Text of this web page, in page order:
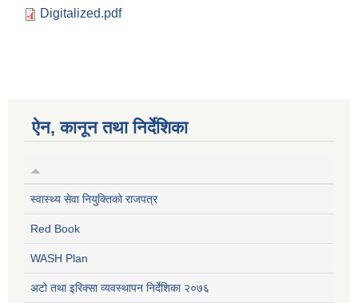
Digitalized.pdf
ऐन, कानून तथा निर्देशिका
स्वास्थ्य सेवा नियुक्तिको राजपत्र
Red Book
WASH Plan
अटो तथा इरिक्सा व्यवस्थापन निर्देशिका २०७६